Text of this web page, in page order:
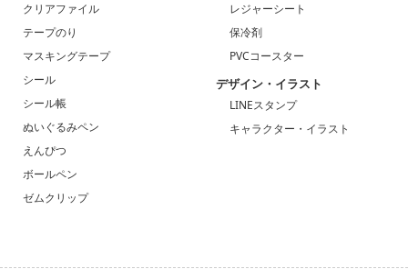
クリアファイル
テープのり
マスキングテープ
シール
シール帳
ぬいぐるみペン
えんぴつ
ボールペン
ゼムクリップ
レジャーシート
保冷剤
PVCコースター
デザイン・イラスト
LINEスタンプ
キャラクター・イラスト